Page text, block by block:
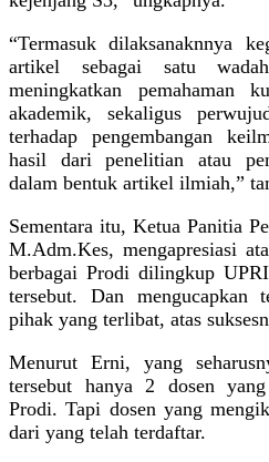
“Termasuk dilaksanaknnya
artikel sebagai satu
meningkatkan pemahaman
akademik, sekaligus
terhadap pengembangan
hasil dari penelitian atau
dalam bentuk artikel ilmiah,”
Sementara itu, Ketua Panitia
M.Adm.Kes, mengapresiasi
berbagai Prodi dilingkup
tersebut. Dan mengucapkan
pihak yang terlibat, atas
Menurut Erni, yang
tersebut hanya 2 dosen
Prodi. Tapi dosen yang
dari yang telah terdaftar.